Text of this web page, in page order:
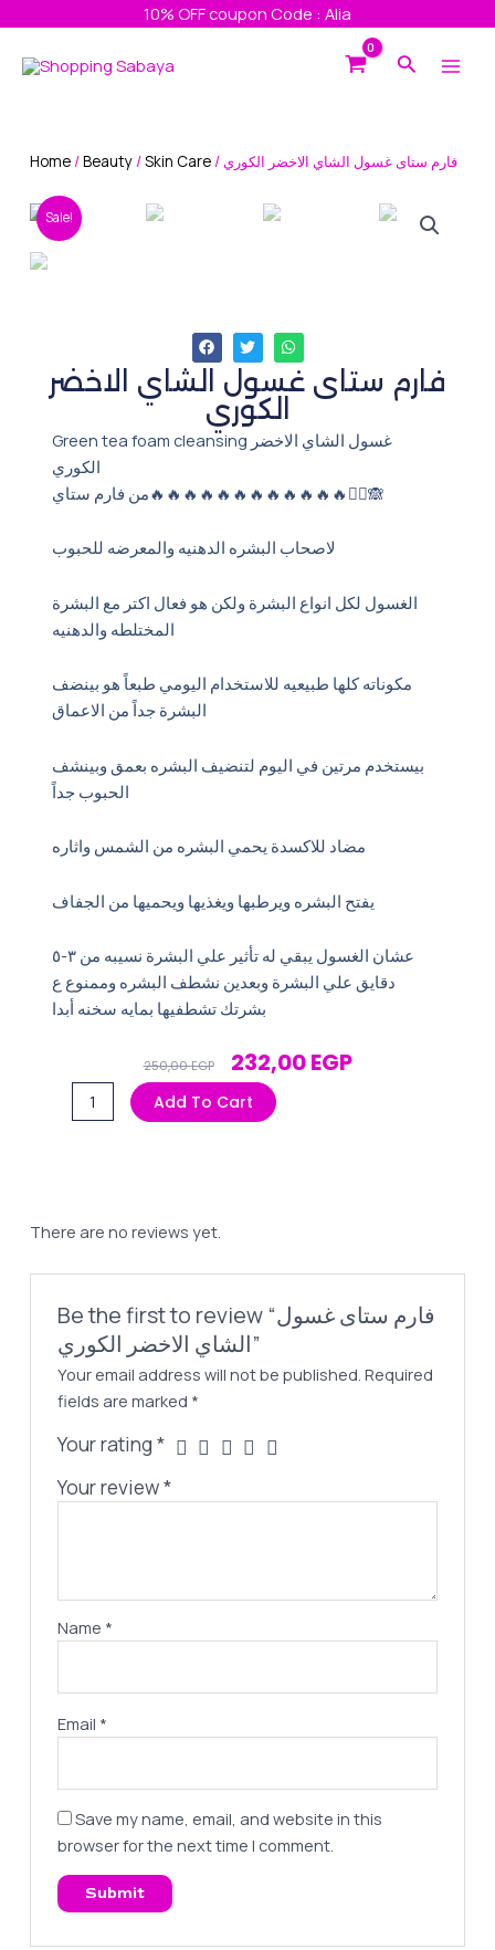
content
10% OFF coupon Code : Alia
Search
فارم ستاى غسول الشاي الاخضر
الكوري
Green tea foam cleansing غسول الشاي الاخضر
الكوري
من فارم ستاي🔥🔥🔥🔥🔥🔥🔥🔥🔥🔥🔥🔥❤️‍🔥🙈
لاصحاب البشره الدهنيه والمعرضه للحبوب
الغسول لكل انواع البشرة ولكن هو فعال اكتر مع البشرة
المختلطه والدهنيه
مكوناته كلها طبيعيه للاستخدام اليومي طبعاً هو بينضف
البشرة جداً من الاعماق
بيستخدم مرتين في اليوم لتنضيف البشره بعمق وبينشف
الحبوب جداً
مضاد للاكسدة يحمي البشره من الشمس واثاره
يفتح البشره ويرطبها ويغذيها ويحميها من الجفاف
عشان الغسول يبقي له تأثير علي البشرة نسيبه من ٣-٥
دقايق علي البشرة وبعدين نشطف البشره وممنوع ع
بشرتك تشطفيها بمايه سخنه أبدا
250,00EGP Original
Price
Was:
232,00EGPCurrent
الكوري
Add To Cart
Home/Beauty/Skin Care / فارم ستاى غسول الشاي الاخضر الكوري
Sale!
There are no reviews yet.
Be the first to review “فارم ستاى غسول
الشاي الاخضر الكوري”
Your email address will not be published. Required
fields are marked *
Your rating*
Your review*
Name *
Email *
Save my name, email, and website in this
browser for the next time I comment.